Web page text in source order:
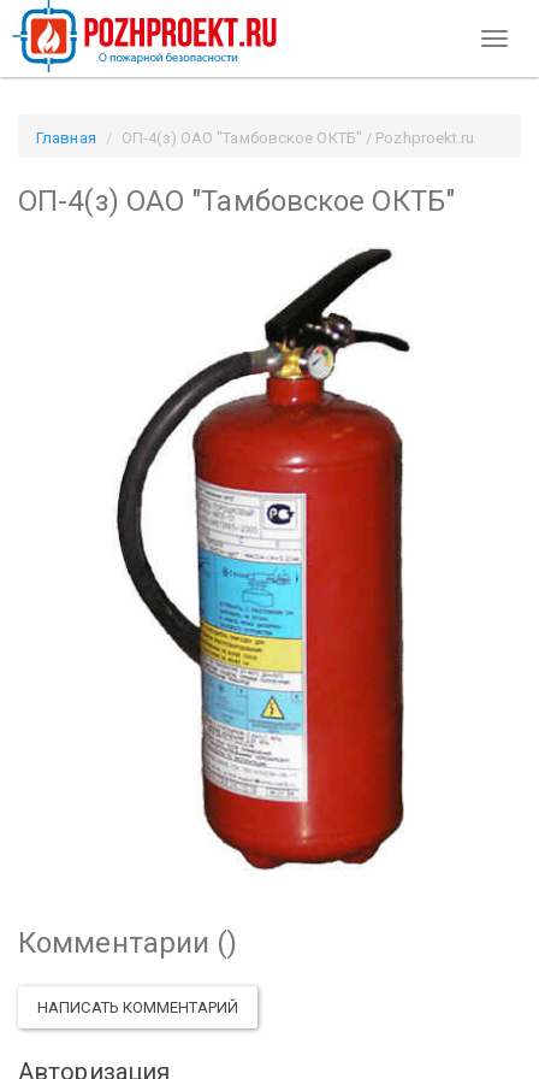
Главная ОП-4(з) ОАО "Тамбовское ОКТБ" / Pozhproekt.ru
ОП-4(з) ОАО "Тамбовское ОКТБ"
Комментарии ()
НАПИСАТЬ КОММЕНТАРИЙ
Авторизация